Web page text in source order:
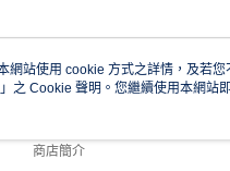
關於我們
商店簡介
網站使用 cookie 方式之詳情，及若
」之 Cookie 聲明。您繼續使用本網站